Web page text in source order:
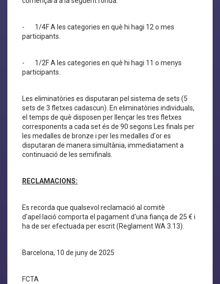
- 1/4F A les categories en què hi hagi 12 o mes
participants.
- 1/2F A les categories en què hi hagi 11 o menys
participants.
Les eliminatòries es disputaran pel sistema de sets (5
sets de 3 fletxes cadascun). En eliminatòries individuals,
el temps de què disposen per llençar les tres fletxes
corresponents a cada set és de 90 segons Les finals per
les medalles de bronze i per les medalles d'or es
disputaran de manera simultània, immediatament a
continuació de les semifinals.
RECLAMACIONS:
Es recorda que qualsevol reclamació al comitè
d'apel·lació comporta el pagament d'una fiança de 25 € i
ha de ser efectuada per escrit (Reglament WA 3.13).
Barcelona, 10 de juny de 2025
FCTA